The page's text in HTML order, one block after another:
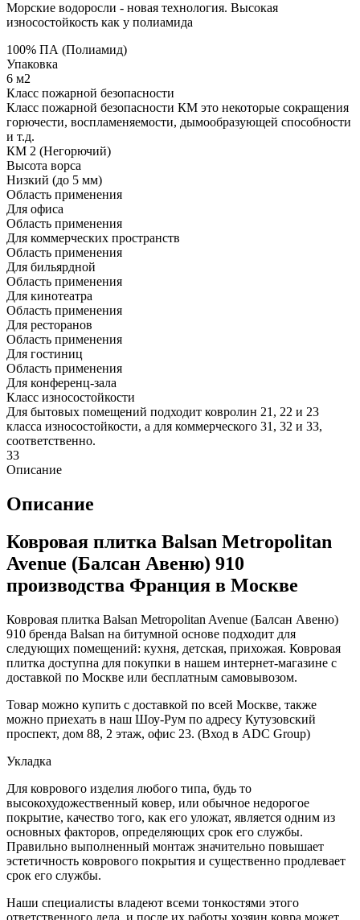
Морские водоросли - новая технология. Высокая
износостойкость как у полиамида
100% ПА (Полиамид)
Упаковка
6 м2
Класс пожарной безопасности
Класс пожарной безопасности КМ это некоторые сокращения
горючести, воспламеняемости, дымообразующей способности
и т.д.
КМ 2 (Негорючий)
Высота ворса
Низкий (до 5 мм)
Область применения
Для офиса
Область применения
Для коммерческих пространств
Область применения
Для бильярдной
Область применения
Для кинотеатра
Область применения
Для ресторанов
Область применения
Для гостиниц
Область применения
Для конференц-зала
Класс износостойкости
Для бытовых помещений подходит ковролин 21, 22 и 23
класса износостойкости, а для коммерческого 31, 32 и 33,
соответственно.
33
Описание
Описание
Ковровая плитка Balsan Metropolitan
Avenue (Балсан Авеню) 910
производства Франция в Москве
Ковровая плитка Balsan Metropolitan Avenue (Балсан Авеню)
910 бренда Balsan на битумной основе подходит для
следующих помещений: кухня, детская, прихожая. Ковровая
плитка доступна для покупки в нашем интернет-магазине с
доставкой по Москве или бесплатным самовывозом.
Товар можно купить с доставкой по всей Москве, также
можно приехать в наш Шоу-Рум по адресу Кутузовский
проспект, дом 88, 2 этаж, офис 23. (Вход в ADC Group)
Укладка
Для коврового изделия любого типа, будь то
высокохудожественный ковер, или обычное недорогое
покрытие, качество того, как его уложат, является одним из
основных факторов, определяющих срок его службы.
Правильно выполненный монтаж значительно повышает
эстетичность коврового покрытия и существенно продлевает
срок его службы.
Наши специалисты владеют всеми тонкостями этого
ответственного дела, и после их работы хозяин ковра может